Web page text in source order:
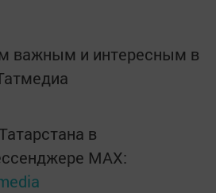
важным и интересным в
в
MАХ: